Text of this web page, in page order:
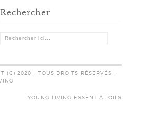
Rechercher
(C) 2020 - TOUS DROITS RÉSERVÉS -
YOUNG LIVING ESSENTIAL OILS